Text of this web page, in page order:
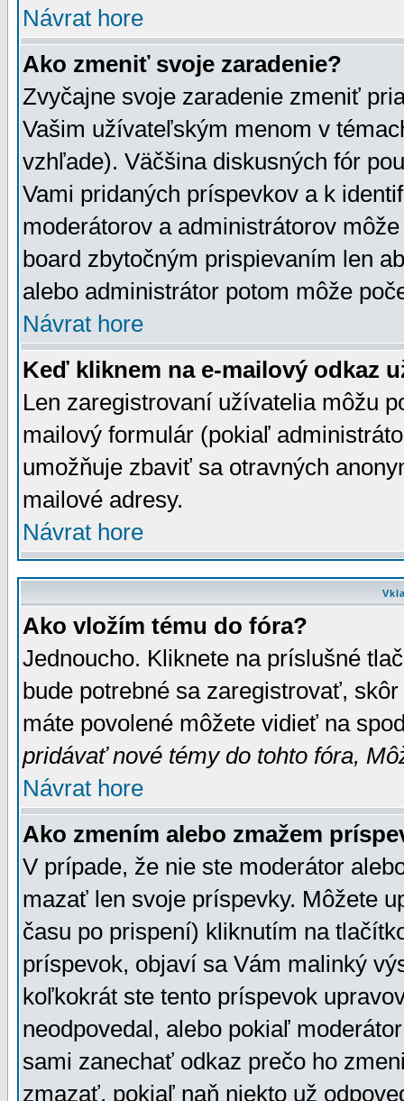
Návrat hore
Ako zmeniť svoje zaradenie?
Zvyčajne svoje zaradenie zmeniť
Vašim užívateľským menom v
vzhľade). Väčšina diskusných fór
Vami pridaných príspevkov a k
moderátorov a administrátorov
board zbytočným prispievaním len
alebo administrátor potom môže
Návrat hore
Keď kliknem na e-mailový odkaz
Len zaregistrovaní užívatelia môžu
mailový formulár (pokiaľ
umožňuje zbaviť sa otravných
mailové adresy.
Návrat hore
Ako vložím tému do fóra?
Jednoucho. Kliknete na príslušné
bude potrebné sa zaregistrovať,
máte povolené môžete vidieť na
pridávať nové témy do tohto fóra,
Návrat hore
Ako zmením alebo zmažem
V prípade, že nie ste moderátor
mazať len svoje príspevky. Môžete
času po prispení) kliknutím na
príspevok, objaví sa Vám malinký
koľkokrát ste tento príspevok
neodpovedal, alebo pokiaľ
sami zanechať odkaz prečo ho
zmazať, pokiaľ naň niekto už